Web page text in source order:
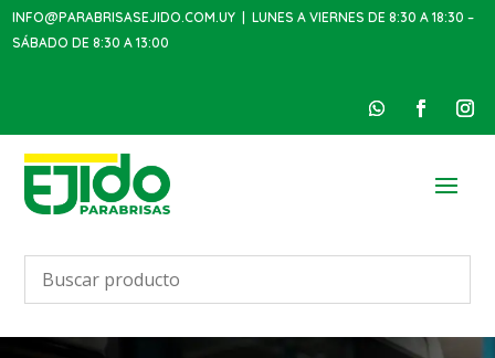
INFO@PARABRISASEJIDO.COM.UY | LUNES A VIERNES DE 8:30 A 18:30 –
SÁBADO DE 8:30 A 13:00